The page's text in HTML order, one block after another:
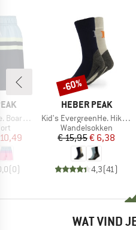
prijs
(0)
MERK
HEBER PEAK
Artikel
Kid's EvergreenHe. Hiking Crew Socks 2-Pack
Productgroep
Wandelsokken
Prijs
€ 15,95Verlaagde
€ 6,38
4,3(41 )
Korting
-60%
WAT VIND